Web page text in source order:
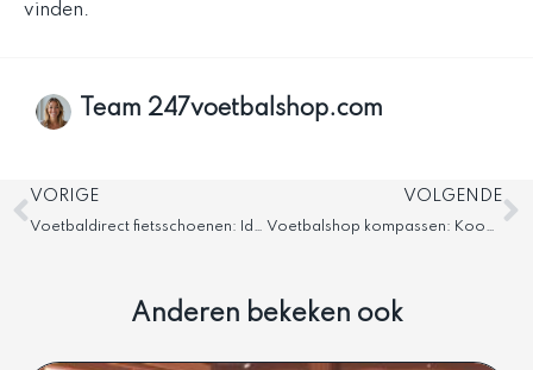
vinden.
Team 247voetbalshop.com
Vorige
VORIGE
Voetbaldirect fietsschoenen: Ideale keuze voor spelers
VOLGENDE
Voetbalshop kompassen: Koop een kompas eenvoudig
Anderen bekeken ook